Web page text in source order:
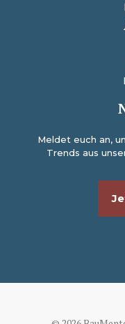
Meldet euch an,
Trends aus